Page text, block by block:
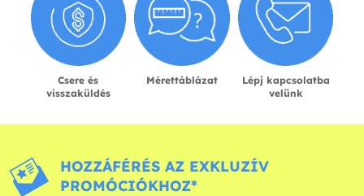
Csere és
visszaküldés
Mérettáblázat
Lépj kapcsolatba
velünk
HOZZÁFÉRÉS AZ EXKLUZÍV
PROMÓCIÓKHOZ*